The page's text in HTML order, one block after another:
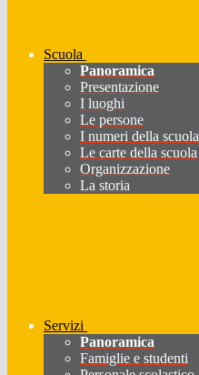
Scuola
Panoramica
Presentazione
I luoghi
Le persone
I numeri della scuola
Le carte della scuola
Organizzazione
La storia
Servizi
Panoramica
Famiglie e studenti